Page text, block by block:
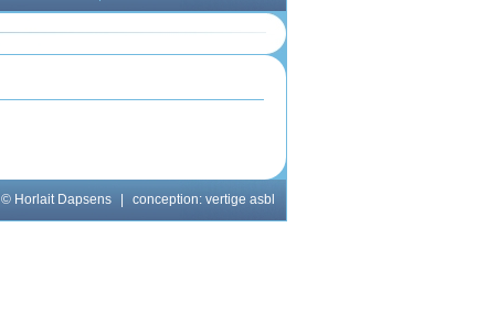
© Horlait Dapsens conception: vertige asbl